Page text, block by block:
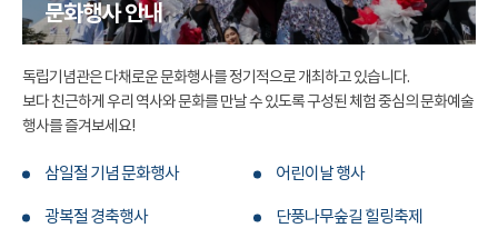
문화행사 안내
독립기념관은 다채로운 문화행사를 정기적으로 개최하고 있습니다.
보다 친근하게 우리 역사와 문화를 만날 수 있도록 구성된 체험 중심의 문화예술
행사를 즐겨보세요!
삼일절 기념 문화행사 어린이날 행사
광복절 경축행사 단풍나무숲길 힐링축제